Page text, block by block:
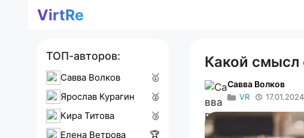
ПерейтиVirtRe
Какой смысл
Савва Волков
VR 17.01.2024
ТОП-авторов:
Савва Волков
🥇
Ярослав Курагин
🥈
Кира Титова
🥉
Елена Ветрова
🏆